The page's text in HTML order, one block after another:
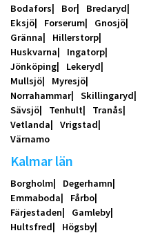
Bodafors Bor
Bredaryd
Eksjö
Forserum
Gnosjö
Gränna
Hillerstorp
Huskvarna
Ingatorp
Jönköping
Lekeryd
Mullsjö
Myresjö
Norrahammar
Skillingaryd
Sävsjö
Tenhult
Tranås
Vetlanda
Vrigstad
Värnamo
Kalmar län
Borgholm
Degerhamn
Emmaboda
Fårbo
Färjestaden
Gamleby
Hultsfred
Högsby